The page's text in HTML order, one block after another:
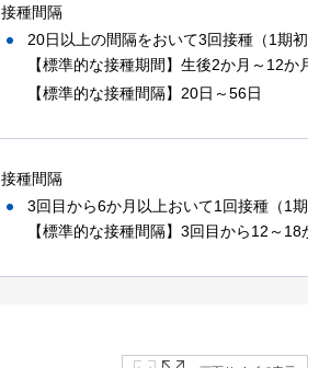
接種間隔
20日以上の間隔をおいて3回接種（1期初
【標準的な接種期間】生後2か月～12か月
【標準的な接種間隔】20日～56日
接種間隔
3回目から6か月以上おいて1回接種（1期
【標準的な接種間隔】3回目から12～18